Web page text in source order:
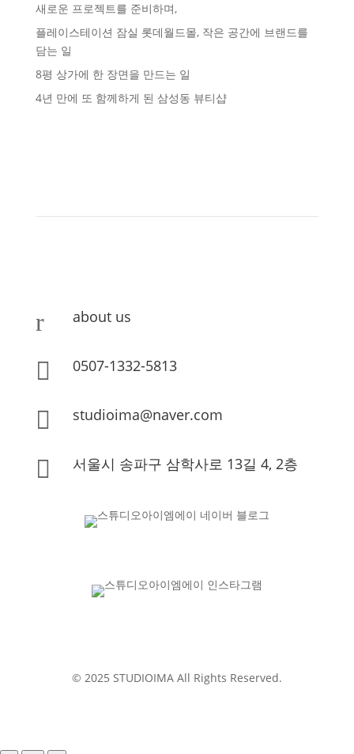
새로운 프로젝트를 준비하며,
플레이스테이션 잠실 롯데월드몰, 작은 공간에 브랜드를
담는 일
8평 상가에 한 장면을 만드는 일
4년 만에 또 함께하게 된 삼성동 뷰티샵
r about us
 0507-1332-5813
 studioima@naver.com
 서울시 송파구 삼학사로 13길 4, 2층
© 2025 STUDIOIMA All Rights Reserved.